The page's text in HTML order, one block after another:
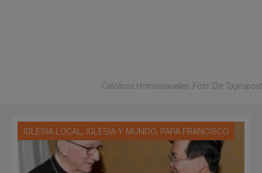
Católicos Homosexuales. Foto: Die Tagespost
IGLESIA LOCAL , IGLESIA Y MUNDO, PAPA FRANCISCO